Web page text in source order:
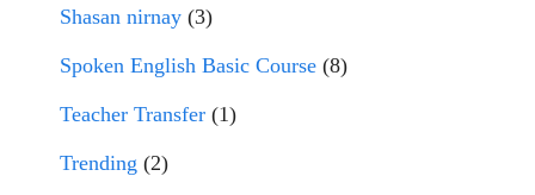
Shasan nirnay (3)
Spoken English Basic Course (8)
Teacher Transfer (1)
Trending (2)